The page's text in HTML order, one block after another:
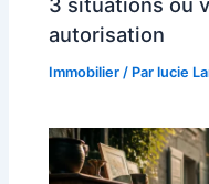
autorisation
Immobilier / Parlucie